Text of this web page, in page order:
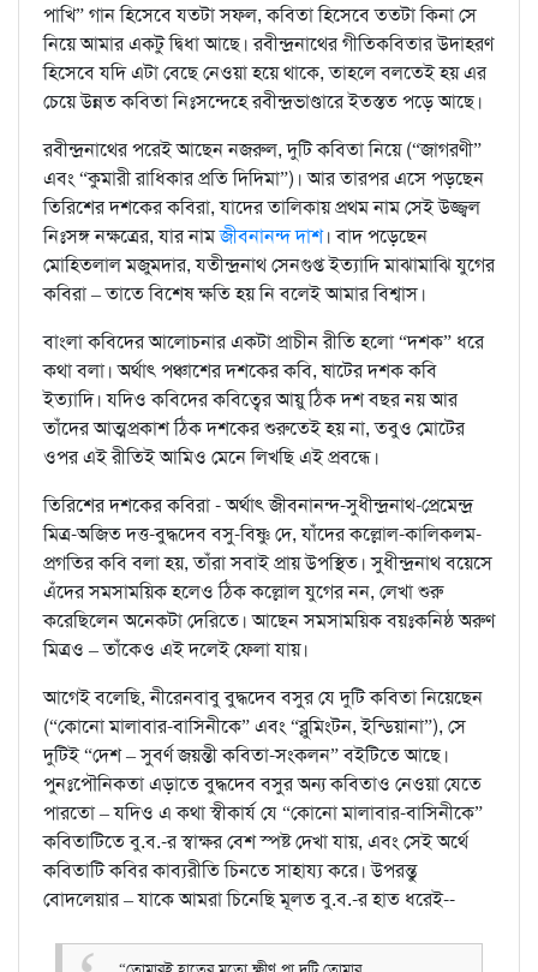
পাখি” গান হিসেবে যতটা সফল, কবিতা হিসেবে ততটা কিনা সে
নিয়ে আমার একটু দ্বিধা আছে। রবীন্দ্রনাথের গীতিকবিতার উদাহরণ
হিসেবে যদি এটা বেছে নেওয়া হয়ে থাকে, তাহলে বলতেই হয় এর
চেয়ে উন্নত কবিতা নিঃসন্দেহে রবীন্দ্রভাণ্ডারে ইতস্তত পড়ে আছে।
রবীন্দ্রনাথের পরেই আছেন নজরুল, দুটি কবিতা নিয়ে (“জাগরণী”
এবং “কুমারী রাধিকার প্রতি দিদিমা”)। আর তারপর এসে পড়ছেন
তিরিশের দশকের কবিরা, যাদের তালিকায় প্রথম নাম সেই উজ্জ্বল
নিঃসঙ্গ নক্ষত্রের, যার নামজীবনানন্দ দাশ। বাদ পড়েছেন
মোহিতলাল মজুমদার, যতীন্দ্রনাথ সেনগুপ্ত ইত্যাদি মাঝামাঝি যুগের
কবিরা – তাতে বিশেষ ক্ষতি হয় নি বলেই আমার বিশ্বাস।
বাংলা কবিদের আলোচনার একটা প্রাচীন রীতি হলো “দশক” ধরে
কথা বলা। অর্থাৎ পঞ্চাশের দশকের কবি, ষাটের দশক কবি
ইত্যাদি। যদিও কবিদের কবিত্বের আয়ু ঠিক দশ বছর নয় আর
তাঁদের আত্মপ্রকাশ ঠিক দশকের শুরুতেই হয় না, তবুও মোটের
ওপর এই রীতিই আমিও মেনে লিখছি এই প্রবন্ধে।
তিরিশের দশকের কবিরা - অর্থাৎ জীবনানন্দ-সুধীন্দ্রনাথ-প্রেমেন্দ্র
মিত্র-অজিত দত্ত-বুদ্ধদেব বসু-বিষ্ণু দে, যাঁদের কল্লোল-কালিকলম-
প্রগতির কবি বলা হয়, তাঁরা সবাই প্রায় উপস্থিত। সুধীন্দ্রনাথ বয়েসে
এঁদের সমসাময়িক হলেও ঠিক কল্লোল যুগের নন, লেখা শুরু
করেছিলেন অনেকটা দেরিতে। আছেন সমসাময়িক বয়ঃকনিষ্ঠ অরুণ
মিত্রও – তাঁকেও এই দলেই ফেলা যায়।
আগেই বলেছি, নীরেনবাবু বুদ্ধদেব বসুর যে দুটি কবিতা নিয়েছেন
(“কোনো মালাবার-বাসিনীকে” এবং “ব্লুমিংটন, ইন্ডিয়ানা”), সে
দুটিই “দেশ – সুবর্ণ জয়ন্তী কবিতা-সংকলন” বইটিতে আছে।
পুনঃপৌনিকতা এড়াতে বুদ্ধদেব বসুর অন্য কবিতাও নেওয়া যেতে
পারতো – যদিও এ কথা স্বীকার্য যে “কোনো মালাবার-বাসিনীকে”
কবিতাটিতে বু.ব.-র স্বাক্ষর বেশ স্পষ্ট দেখা যায়, এবং সেই অর্থে
কবিতাটি কবির কাব্যরীতি চিনতে সাহায্য করে। উপরন্তু
বোদলেয়ার – যাকে আমরা চিনেছি মূলত বু.ব.-র হাত ধরেই--